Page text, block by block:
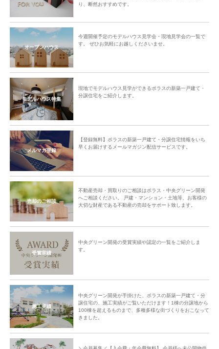
り、断然おすすめです。
オープンハウス
今週開催予定のモデルハウス見学会・現地見学会の一覧で
す。 ぜひお気軽にお越しくださいませ。
モデルハウス特集
現地でモデルハウス見学ができるポラスの新築一戸建て・
分譲住宅をご紹介します。
メルマガ登録
【登録無料】ポラスの新築一戸建て・分譲住宅情報をいち
早くお届けするメールマガジン配信サービスです。
売却のご相談
不動産売却・買取りのご相談はポラス・中央グリーン開発
へご相談ください。 戸建・マンション・土地等、お客様の
大切な財産である不動産の売却をサポート致します。
受賞実績
中央グリーン開発の受賞実績や認定の一覧をご紹介しま
す。
施工実績
中央グリーン開発が手掛けた、ポラスの新築一戸建て・分
譲住宅の、施工実績がご覧いただけます！1棟の分譲地から
100棟を超えるものまで、多種多様な街づくりをおこなって
きました。